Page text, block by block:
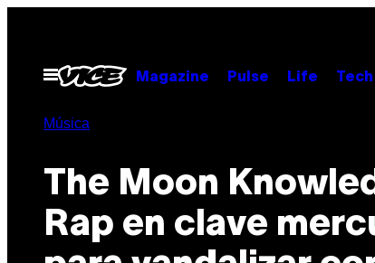
contenido
Abrir
Menú
Magazine Pulse Life Tech
Música
The Moon
Rap en clave